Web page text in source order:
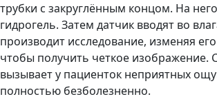
трубки с закруглённым концом. На
гидрогель. Затем датчик вводят во
производит исследование, изменяя
чтобы получить четкое изображение.
вызывает у пациенток неприятных
полностью безболезненно.